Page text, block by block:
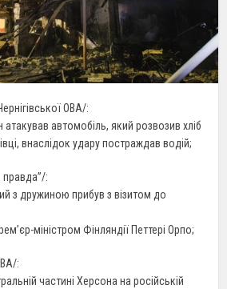
ОВА/:
атакував автомобіль, який розвозив хліб
внаслідок удару постраждав водій;
:
з дружиною прибув з візитом до
міністром Фінляндії Петтері Орпо;
:
частині Херсона на російській